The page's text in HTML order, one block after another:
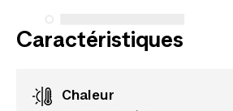
Caractéristiques
Chaleur